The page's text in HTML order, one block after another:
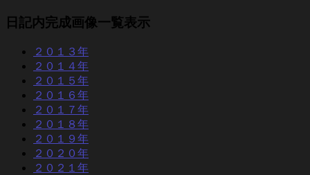
日記内完成画像一覧表示
２０１３年
２０１４年
２０１５年
２０１６年
２０１７年
２０１８年
２０１９年
２０２０年
２０２１年